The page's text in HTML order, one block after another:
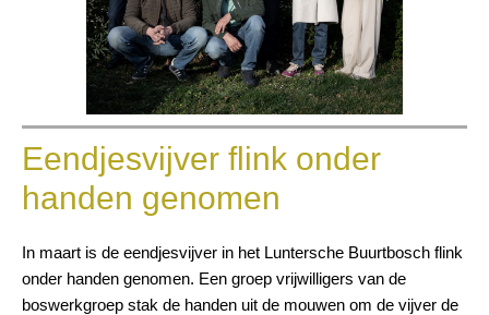
Eendjesvijver flink onder
handen genomen
In maart is de eendjesvijver in het Luntersche Buurtbosch flink
onder handen genomen. Een groep vrijwilligers van de
boswerkgroep stak de handen uit de mouwen om de vijver de